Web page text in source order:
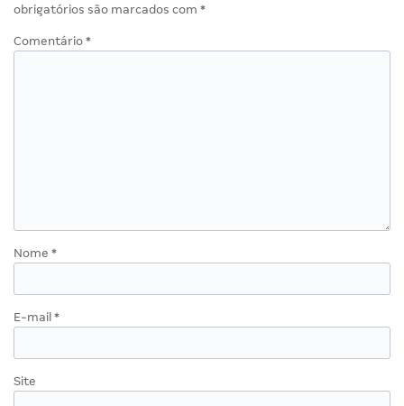
obrigatórios são marcados com *
Comentário *
Nome *
E-mail *
Site